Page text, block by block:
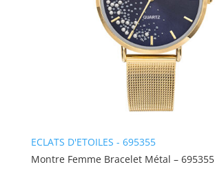
ECLATS D'ETOILES - 695355
Montre Femme Bracelet Métal – 695355